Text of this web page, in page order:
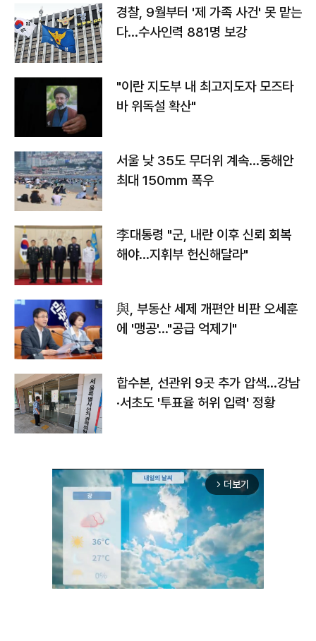
경찰, 9월부터 '제 가족 사건' 못 맡는
다…수사인력 881명 보강
"이란 지도부 내 최고지도자 모즈타
바 위독설 확산"
서울 낮 35도 무더위 계속…동해안
최대 150㎜ 폭우
李대통령 "군, 내란 이후 신뢰 회복
해야…지휘부 헌신해달라"
與, 부동산 세제 개편안 비판 오세훈
에 '맹공'…"공급 억제기"
합수본, 선관위 9곳 추가 압색…강남
·서초도 '투표율 허위 입력' 정황
arrow_forward_ios 더보기